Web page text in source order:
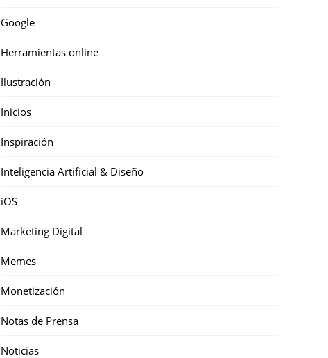
Google
Herramientas online
Ilustración
Inicios
Inspiración
Inteligencia Artificial & Diseño
iOS
Marketing Digital
Memes
Monetización
Notas de Prensa
Noticias